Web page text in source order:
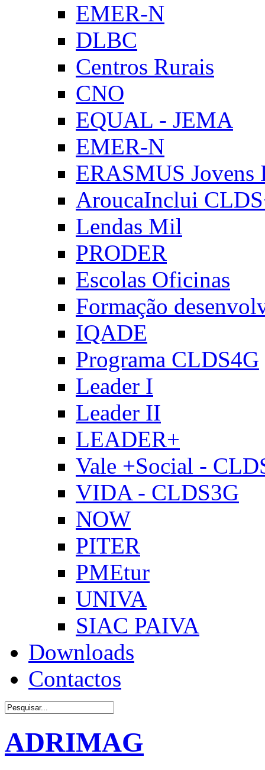
EMER-N
DLBC
Centros Rurais
CNO
EQUAL - JEMA
EMER-N
ERASMUS Jovens
AroucaInclui
Lendas Mil
PRODER
Escolas Oficinas
Formação
IQADE
Programa CLDS4G
Leader I
Leader II
LEADER+
Vale +Social -
VIDA - CLDS3G
NOW
PITER
PMEtur
UNIVA
SIAC PAIVA
Downloads
Contactos
ADRIMAG